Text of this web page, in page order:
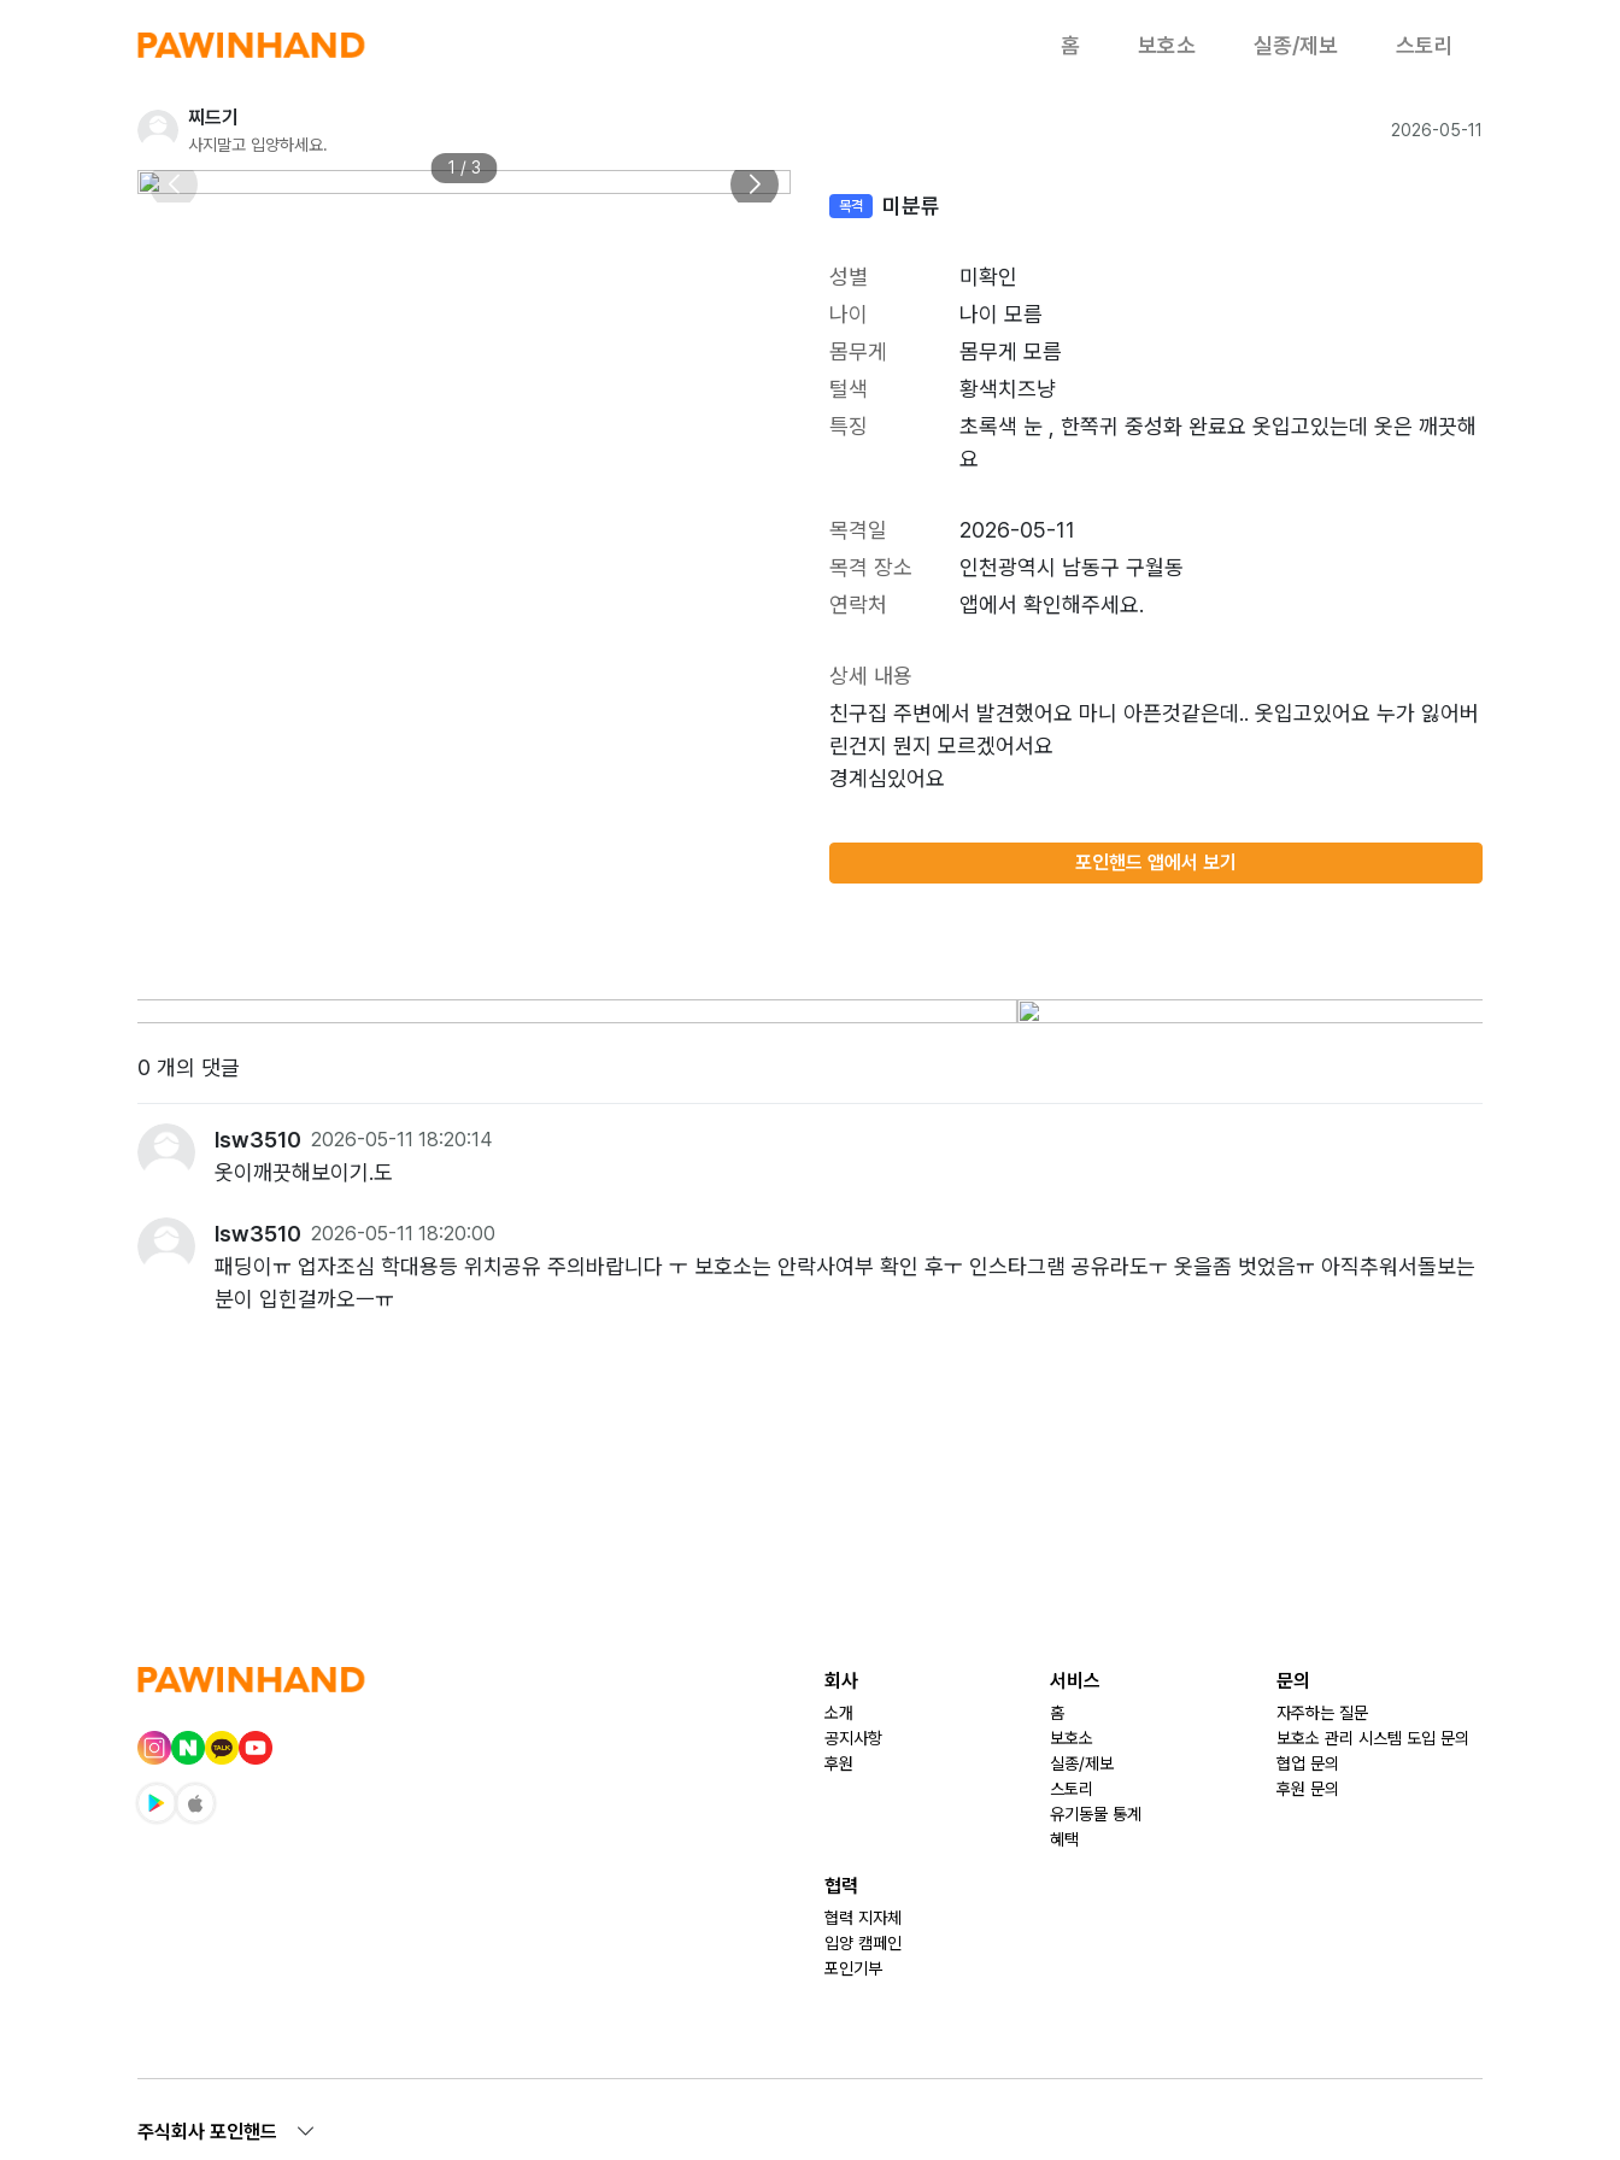
홈 보호소 실종/제보 스토리
찌드기
사지말고 입양하세요.
2026-05-11
1 / 3
목격 미분류
성별
미확인
나이
나이 모름
몸무게
몸무게 모름
털색
황색치즈냥
특징
초록색 눈 , 한쪽귀 중성화 완료요 옷입고있는데 옷은 깨끗해
요
목격일
2026-05-11
목격 장소
인천광역시 남동구 구월동
연락처
앱에서 확인해주세요.
상세 내용
친구집 주변에서 발견했어요 마니 아픈것같은데.. 옷입고있어요 누가 잃어버
린건지 뭔지 모르겠어서요
경계심있어요
포인핸드 앱에서 보기
0 개의 댓글
lsw3510 2026-05-11 18:20:14
옷이깨끗해보이기.도
lsw3510 2026-05-11 18:20:00
패딩이ㅠ 업자조심 학대용등 위치공유 주의바랍니다 ㅜ 보호소는 안락사여부 확인 후ㅜ 인스타그램 공유라도ㅜ 옷을좀 벗었음ㅠ 아직추워서돌보는
분이 입힌걸까오ㅡㅠ
회사
소개
공지사항
후원
서비스
홈
보호소
실종/제보
스토리
유기동물 통계
혜택
문의
자주하는 질문
보호소 관리 시스템 도입 문의
협업 문의
후원 문의
협력
협력 지자체
입양 캠페인
포인기부
주식회사 포인핸드